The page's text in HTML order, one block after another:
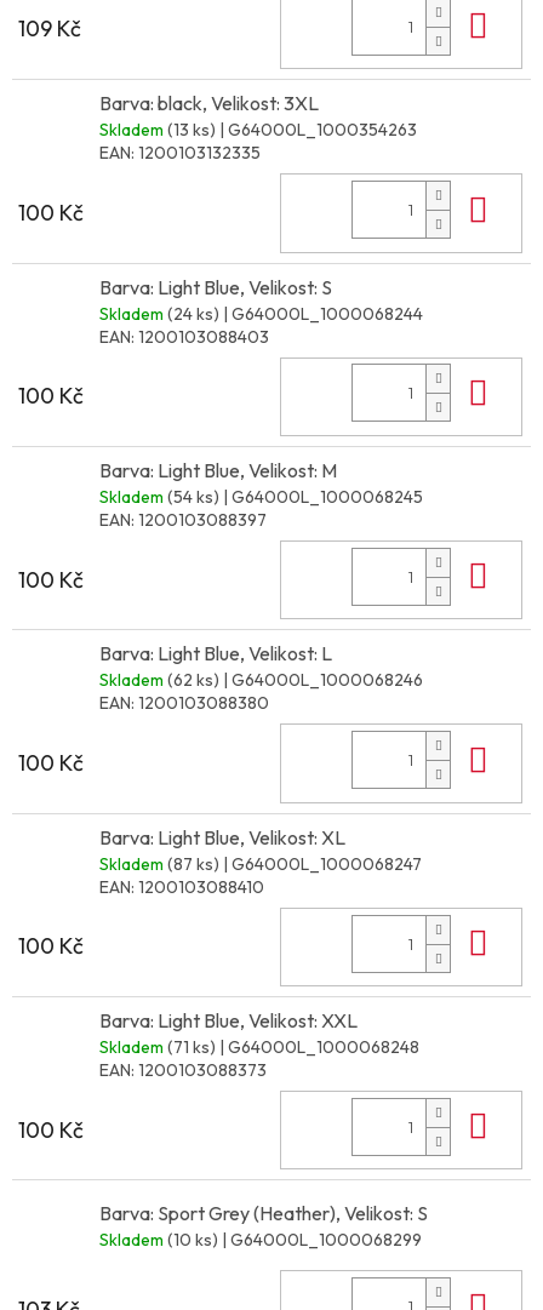
109 Kč
Barva: black, Velikost: 3XL
Skladem (13 ks) | G64000L_1000354263
EAN: 1200103132335
100 Kč
Barva: Light Blue, Velikost: S
Skladem (24 ks) | G64000L_1000068244
EAN: 1200103088403
100 Kč
Barva: Light Blue, Velikost: M
Skladem (54 ks) | G64000L_1000068245
EAN: 1200103088397
100 Kč
Barva: Light Blue, Velikost: L
Skladem (62 ks) | G64000L_1000068246
EAN: 1200103088380
100 Kč
Barva: Light Blue, Velikost: XL
Skladem (87 ks) | G64000L_1000068247
EAN: 1200103088410
100 Kč
Barva: Light Blue, Velikost: XXL
Skladem (71 ks) | G64000L_1000068248
EAN: 1200103088373
100 Kč
Barva: Sport Grey (Heather), Velikost: S
Skladem (10 ks) | G64000L_1000068299